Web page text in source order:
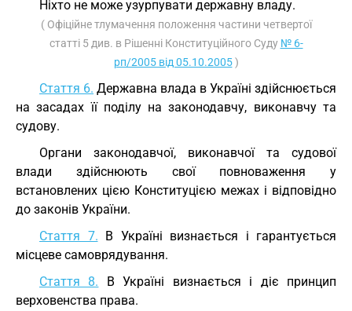
Ніхто не може узурпувати державну владу.
( Офіційне тлумачення положення частини четвертої
статті 5 див. в Рішенні Конституційного Суду № 6-
рп/2005 від 05.10.2005)
Стаття 6. Державна влада в Україні здійснюється
на засадах її поділу на законодавчу, виконавчу та
судову.
Органи законодавчої, виконавчої та судової
влади здійснюють свої повноваження у
встановлених цією Конституцією межах і відповідно
до законів України.
Стаття 7. В Україні визнається і гарантується
місцеве самоврядування.
Стаття 8. В Україні визнається і діє принцип
верховенства права.